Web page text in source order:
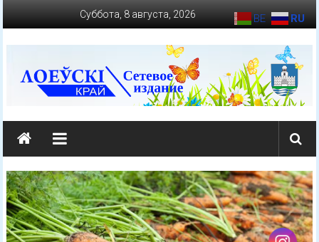
Суббота, 8 августа, 2026
loevkraj.by
Еженедельная
массово-
политическая
газета
BE RU